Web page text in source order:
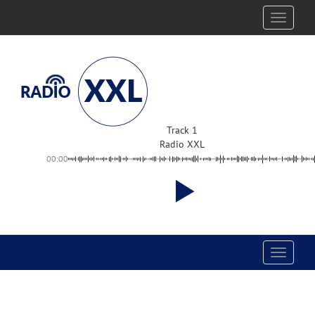
Toggle
Track 1
Radio XXL
00:00
Toggle